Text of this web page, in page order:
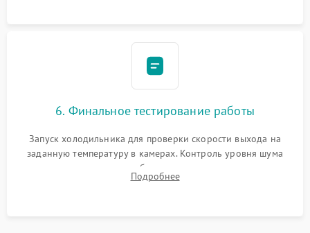
6. Финальное тестирование работы
Запуск холодильника для проверки скорости выхода на
заданную температуру в камерах. Контроль уровня шума
компрессора, отсутствия обмерзания стенок и корректного
срабатывания системы автоматической оттайки.
Подробнее